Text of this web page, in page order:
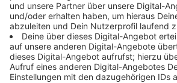
Der Täter konnte wie folgt
- männlich